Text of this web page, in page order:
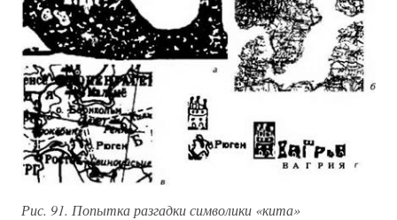
Рис. 91. Попытка разгадки символики «кита»